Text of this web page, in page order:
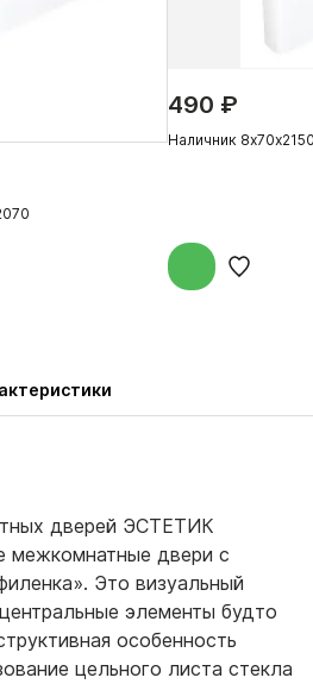
490 ₽
Наличник
дверей ЭСТЕТИК
межкомнатные двери с
Это визуальный
элементы будто
особенность
цельного листа стекла